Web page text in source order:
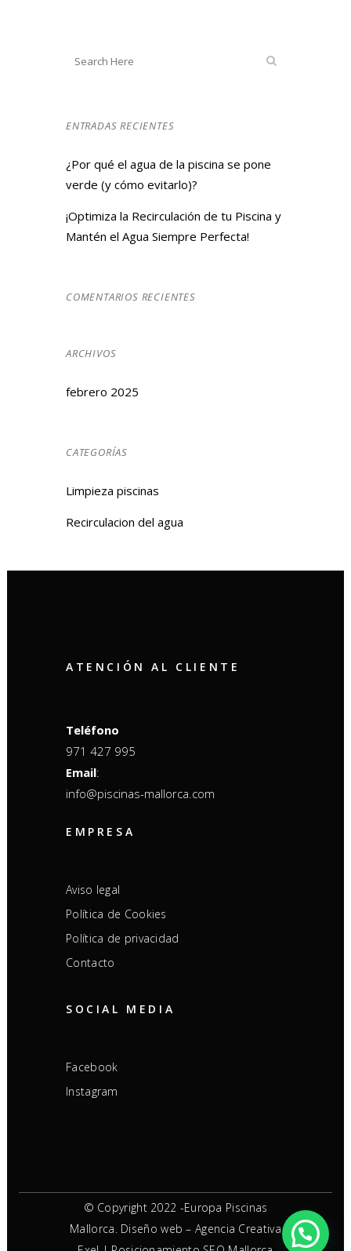
ENTRADAS RECIENTES
¿Por qué el agua de la piscina se pone
verde (y cómo evitarlo)?
¡Optimiza la Recirculación de tu Piscina y
Mantén el Agua Siempre Perfecta!
COMENTARIOS RECIENTES
ARCHIVOS
febrero 2025
CATEGORÍAS
Limpieza piscinas
Recirculacion del agua
ATENCIÓN AL CLIENTE
Teléfono
971 427 995
Email:
info@piscinas-mallorca.com
EMPRESA
Aviso legal
Política de Cookies
Política de privacidad
Contacto
SOCIAL MEDIA
Facebook
Instagram
© Copyright 2022 -Europa Piscinas
Mallorca. Diseño web – Agencia Creativa